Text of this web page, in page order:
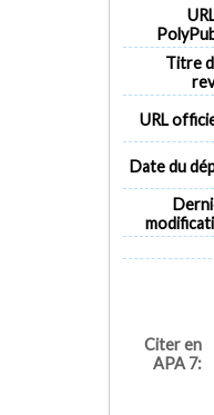
Titre
URL
Date du
Citer en
APA 7: